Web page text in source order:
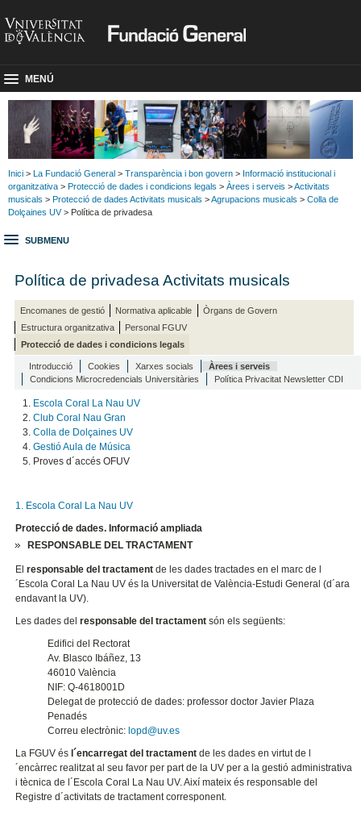
MENÚ
Inici > La Fundació General > Transparència i bon govern > Informació institucional i
organitzativa > Protecció de dades i condicions legals > Àrees i serveis >Activitats
musicals > Protecció de dades Activitats musicals >Agrupacions musicals > Colla de
Dolçaines UV> Política de privadesa
SUBMENU
Política de privadesa Activitats musicals
Encomanes de gestió Normativa aplicable
Òrgans de Govern
Estructura organitzativa
Personal FGUV
Protecció de dades i condicions legals
Introducció Cookies Xarxes socials
Àrees i serveis
Condicions Microcredencials Universitàries
Política Privacitat Newsletter CDI
Escola Coral La Nau UV
Club Coral Nau Gran
Colla de Dolçaines UV
Gestió Aula de Música
Proves d´accés OFUV
1. Escola Coral La Nau UV
Protecció de dades. Informació ampliada
RESPONSABLE DEL TRACTAMENT
Elresponsable del tractament de les dades tractades en el marc de l
´Escola Coral La Nau UV és la Universitat de València-Estudi General (d´ara
endavant la UV).
Les dades delresponsable del tractament són els següents:
Edifici del Rectorat
Av. Blasco Ibáñez, 13
46010 València
NIF: Q-4618001D
Delegat de protecció de dades: professor doctor Javier Plaza
Penadés
Correu electrònic: lopd@uv.es
La FGUV és l´encarregat del tractament de les dades en virtut de l
´encàrrec realitzat al seu favor per part de la UV per a la gestió administrativa
i tècnica de l´Escola Coral La Nau UV. Així mateix és responsable del
Registre d´activitats de tractament corresponent.